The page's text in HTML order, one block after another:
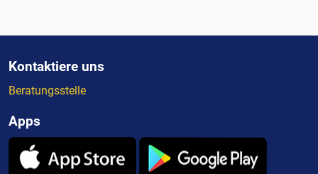
Kontaktiere uns
Beratungsstelle
Apps